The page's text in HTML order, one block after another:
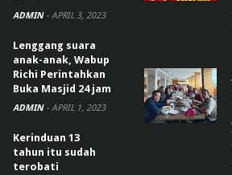
ADMIN - APRIL 3, 2023
Lenggang suara
anak-anak, Wabup
Richi Perintahkan
Buka Masjid 24 jam
ADMIN - APRIL 1, 2023
Kerinduan 13
tahun itu sudah
terobati